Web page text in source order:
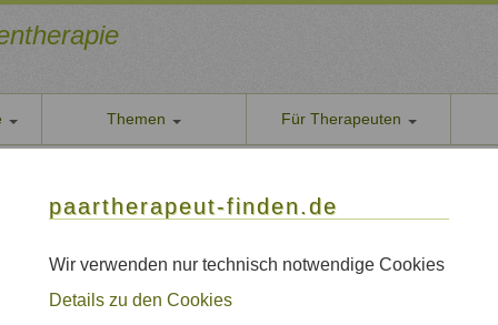
paartherapeut-finden.de
Wir verwenden nur technisch notwendige Cookies
Details zu den Cookies
Themen Für Therapeuten
Wir
Themen Qualität
/ Paartherapie Riegel
/ Paartherapie Riegel